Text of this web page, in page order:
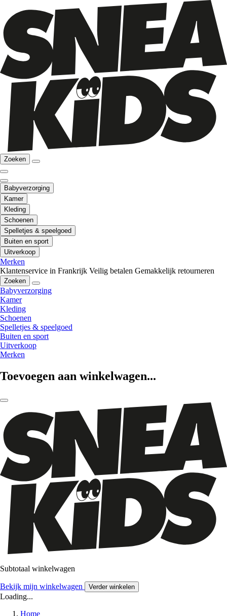
Zoeken
Babyverzorging
Kamer
Kleding
Schoenen
Spelletjes & speelgoed
Buiten en sport
Uitverkoop
Merken
Klantenservice in Frankrijk Veilig betalen Gemakkelijk retourneren
Zoeken
Babyverzorging
Kamer
Kleding
Schoenen
Spelletjes & speelgoed
Buiten en sport
Uitverkoop
Merken
Toevoegen aan winkelwagen...
Subtotaal winkelwagen
Bekijk mijn winkelwagen Verder winkelen
Loading...
Home